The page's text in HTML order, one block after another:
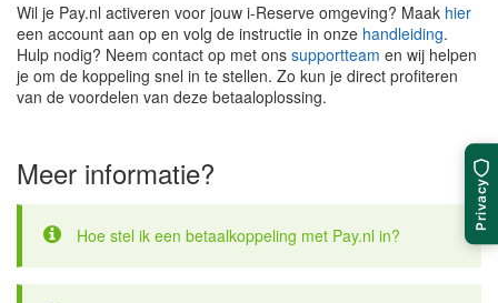
Wil je Pay.nl activeren voor jouw i-Reserve omgeving? Maak hier
een account aan op en volg de instructie in onze handleiding.
Hulp nodig? Neem contact op met ons supportteam en wij helpen
je om de koppeling snel in te stellen. Zo kun je direct profiteren
van de voordelen van deze betaaloplossing.
Meer informatie?
Hoe stel ik een betaalkoppeling met Pay.nl in?
Privacy